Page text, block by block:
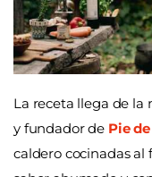
La receta llega de la
y fundador de Pie
caldero cocinadas al